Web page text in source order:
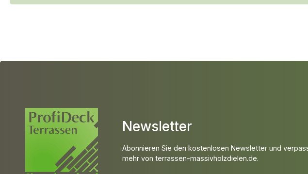
Newsletter
Abonnieren Sie den kostenlosen Newsletter und
mehr von terrassen-massivholzdielen.de.